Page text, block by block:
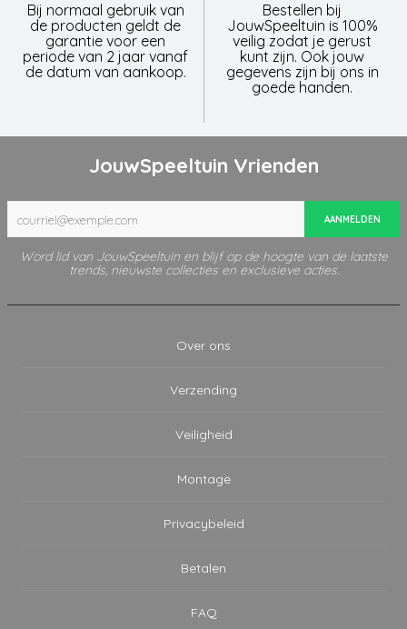
Bij normaal gebruik van
de producten geldt de
garantie voor een
periode van 2 jaar vanaf
de datum van aankoop.
Bestellen bij
JouwSpeeltuin is 100%
veilig zodat je gerust
kunt zijn. Ook jouw
gegevens zijn bij ons in
goede handen.
JouwSpeeltuin Vrienden
AANMELDEN
Word lid van JouwSpeeltuin en blijf op de hoogte van de laatste
trends, nieuwste collecties en exclusieve acties.
Over ons
Verzending
Veiligheid
Montage
Privacybeleid
Betalen
FAQ